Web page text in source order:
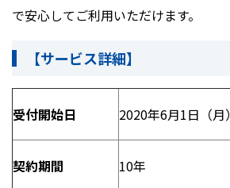
で安心してご利用いただけます。
【サービス詳細】
受付開始日 2020年6月1日（月）
契約期間 10年